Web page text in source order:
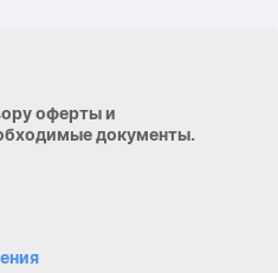
оферты и
документы.